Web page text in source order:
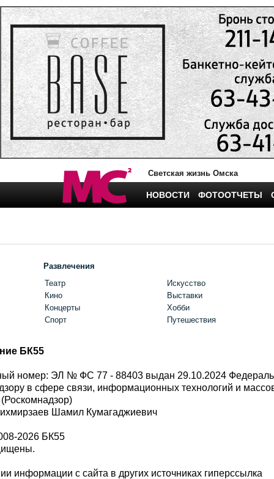
Светская жизнь Омска
НОВОСТИ ФОТООТЧЕТЫ
Развлечения
Театр
Кино
Концерты
Спорт
Искусство
Выставки
Хобби
Путешествия
БК55
номер: ЭЛ № ФС 77 - 88403 выдан 29.10.2024
в сфере связи, информационных технологий и
Шамил Кумагаджиевич
2026 БК55
информации с сайта в других источниках гиперссылка